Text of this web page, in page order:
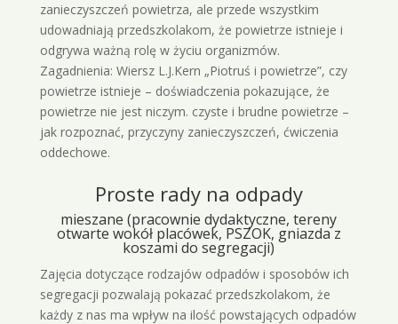
zanieczyszczeń powietrza, ale przede wszystkim
udowadniają przedszkolakom, że powietrze istnieje i
odgrywa ważną rolę w życiu organizmów.
Zagadnienia: Wiersz L.J.Kern „Piotruś i powietrze”, czy
powietrze istnieje – doświadczenia pokazujące, że
powietrze nie jest niczym. czyste i brudne powietrze –
jak rozpoznać, przyczyny zanieczyszczeń, ćwiczenia
oddechowe.
Proste rady na odpady
mieszane (pracownie dydaktyczne, tereny
otwarte wokół placówek, PSZOK, gniazda z
koszami do segregacji)
Zajęcia dotyczące rodzajów odpadów i sposobów ich
segregacji pozwalają pokazać przedszkolakom, że
każdy z nas ma wpływ na ilość powstających odpadów